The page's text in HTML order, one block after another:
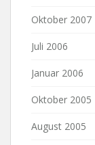
Oktober 2007
Juli 2006
Januar 2006
Oktober 2005
August 2005